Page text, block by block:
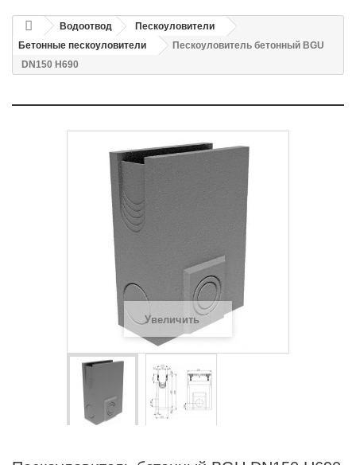
Водоотвод
Пескоуловители
Бетонные пескоуловители
Пескоуловитель бетонный BGU
DN150 H690
Увеличить